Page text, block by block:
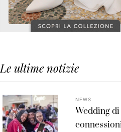
Le ultime notizie
NEWS
Wedding di